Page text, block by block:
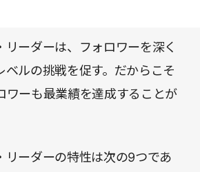
リーダーは、フォロワーを深く
ベルの挑戦を促す。だからこそ
ワーも最業績を達成することが
リーダーの特性は次の9つであ